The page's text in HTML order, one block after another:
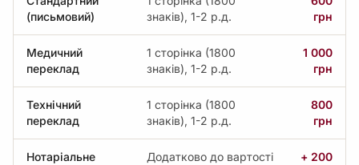
(письмовий)
знаків), 1-2 р.д.
грн
Медичний
переклад
1 сторінка (1800
знаків), 1-2 р.д.
1 000
грн
Технічний
переклад
1 сторінка (1800
знаків), 1-2 р.д.
800
грн
Нотаріальне
Додатково до вартості
+ 200